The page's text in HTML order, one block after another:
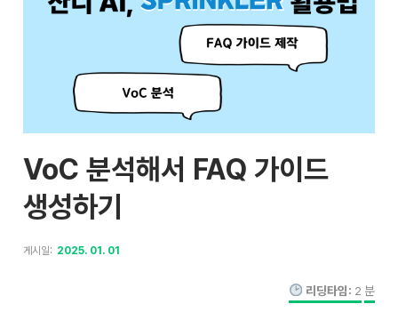
VoC 분석해서 FAQ 가이드
생성하기
게시일: 2025. 01. 01
리딩타임: 2 분